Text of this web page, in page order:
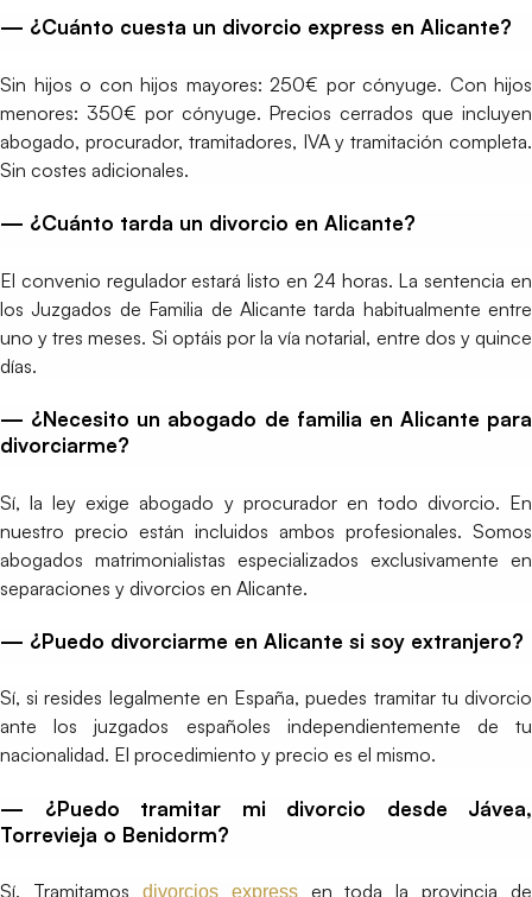
— ¿Cuánto cuesta un divorcio express en Alicante?
Sin hijos o con hijos mayores: 250€ por cónyuge. Con hijos
menores: 350€ por cónyuge. Precios cerrados que incluyen
abogado, procurador, tramitadores, IVA y tramitación completa.
Sin costes adicionales.
— ¿Cuánto tarda un divorcio en Alicante?
El convenio regulador estará listo en 24 horas. La sentencia en
los Juzgados de Familia de Alicante tarda habitualmente entre
uno y tres meses. Si optáis por la vía notarial, entre dos y quince
días.
— ¿Necesito un abogado de familia en Alicante para
divorciarme?
Sí, la ley exige abogado y procurador en todo divorcio. En
nuestro precio están incluidos ambos profesionales. Somos
abogados matrimonialistas especializados exclusivamente en
separaciones y divorcios en Alicante.
— ¿Puedo divorciarme en Alicante si soy extranjero?
Sí, si resides legalmente en España, puedes tramitar tu divorcio
ante los juzgados españoles independientemente de tu
nacionalidad. El procedimiento y precio es el mismo.
— ¿Puedo tramitar mi divorcio desde Jávea,
Torrevieja o Benidorm?
Sí. Tramitamos divorcios expressen toda la provincia de